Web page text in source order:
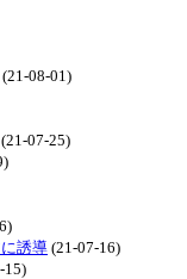
(21-08-01)
(21-07-25)
誘導 (21-07-16)
15)